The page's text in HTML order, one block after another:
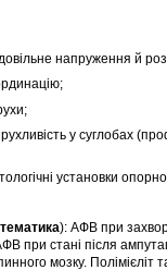
напруження й
у суглобах
установки
): АФВ при
при стані після
мозку.